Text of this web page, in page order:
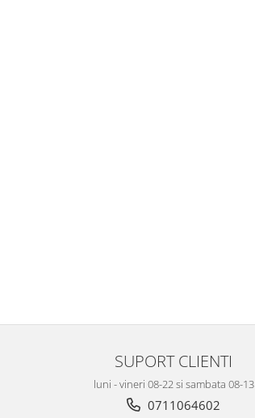
SUPORT CLIENTI
luni - vineri 08-22 si sambata 08-13
0711064602